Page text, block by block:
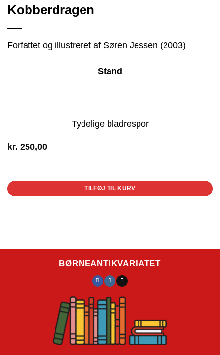
Kobberdragen
Forfattet og illustreret af Søren Jessen (2003)
Stand
Tydelige bladrespor
kr. 250,00
TILFØJ TIL KURV
BØRNEANTIKVARIATET